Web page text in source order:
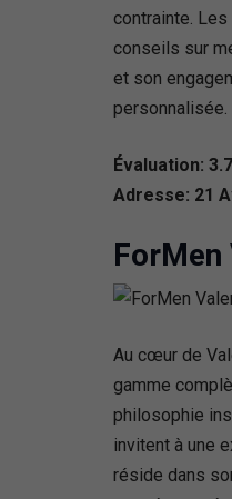
contrainte.
conseils sur
et son
personnalisée.
Évaluation:
Adresse: 21
ForMen
Au cœur de
gamme
philosophie
invitent à une
réside dans